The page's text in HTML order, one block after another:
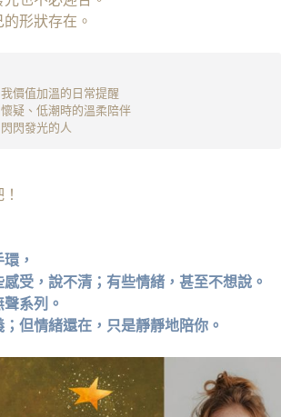
形狀存在。
價值加溫的日常提醒
疑、低潮時的溫柔陪伴
閃發光的人
，
受，說不清；有些情緒，甚至不想說。
系列。
但情緒還在，只是靜靜地陪你。